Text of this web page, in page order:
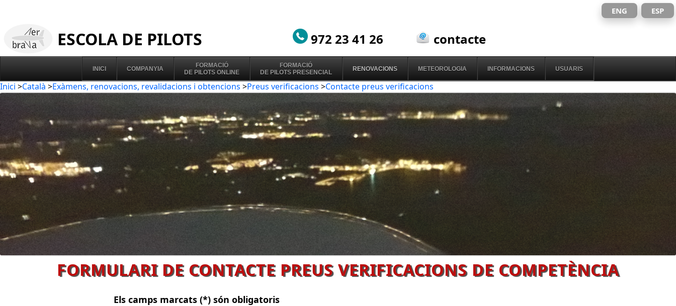
ENG ESP
ESCOLA DE PILOTS 972 23 41 26 contacte
INICI COMPANYIA
FORMACIÓ
DE PILOTS ONLINE
FORMACIÓ
DE PILOTS PRESENCIAL
RENOVACIONS METEOROLOGIA INFORMACIONS USUARIS
Inici >Català >Exàmens, renovacions, revalidacions i obtencions >Preus verificacions >Contacte preus verificacions
FORMULARI DE CONTACTE PREUS VERIFICACIONS DE COMPETÈNCIA
Els camps marcats (*) són obligatoris